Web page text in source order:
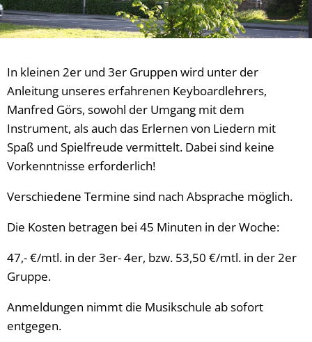
In kleinen 2er und 3er Gruppen wird unter der
Anleitung unseres erfahrenen Keyboardlehrers,
Manfred Görs, sowohl der Umgang mit dem
Instrument, als auch das Erlernen von Liedern mit
Spaß und Spielfreude vermittelt. Dabei sind keine
Vorkenntnisse erforderlich!
Verschiedene Termine sind nach Absprache möglich.
Die Kosten betragen bei 45 Minuten in der Woche:
47,- €/mtl. in der 3er- 4er, bzw. 53,50 €/mtl. in der 2er
Gruppe.
Anmeldungen nimmt die Musikschule ab sofort
entgegen.